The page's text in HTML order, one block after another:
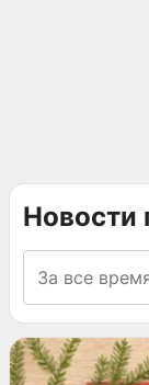
Новости